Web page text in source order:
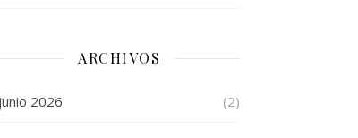
ARCHIVOS
junio 2026 (2)